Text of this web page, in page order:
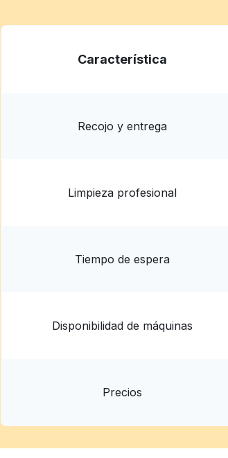
Mostrar número
Calcular la distancia
Característica
Recojo y entrega
Limpieza profesional
Tiempo de espera
Disponibilidad de máquinas
Precios